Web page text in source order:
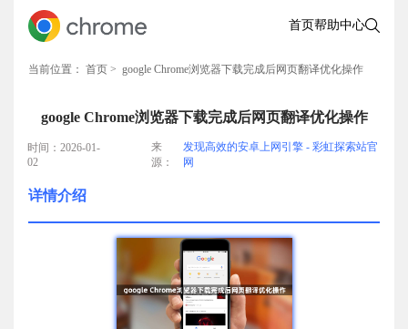
首页帮助中心
当前位置： 首页 > google Chrome浏览器下载完成后网页翻译优化操作
google Chrome浏览器下载完成后网页翻译优化操作
时间：2026-01-
02
来
源：
发现高效的安卓上网引擎 - 彩虹探索站官
网
详情介绍